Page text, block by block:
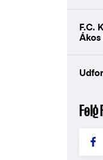
F.C.
Ákos
Følg